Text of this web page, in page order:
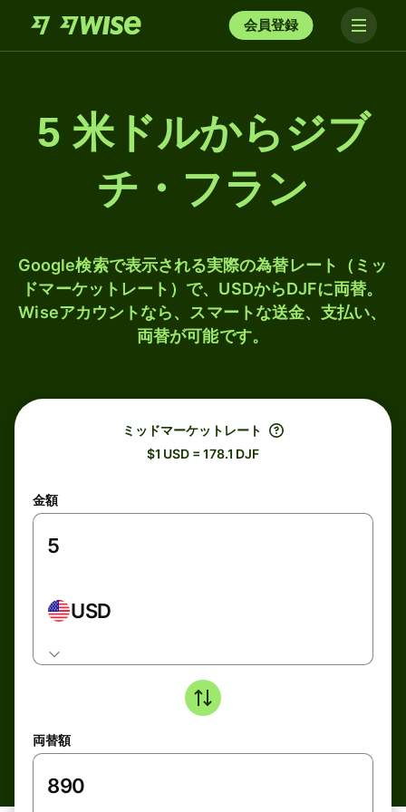
会員登録
5 米ドルからジブ
チ・フラン
Google検索で表示される実際の為替レート（ミッ
ドマーケットレート）で、USDからDJFに両替。
Wiseアカウントなら、スマートな送金、支払い、
両替が可能です。
ミッドマーケットレート
$1 USD = 178.1 DJF
金額
USD
両替額